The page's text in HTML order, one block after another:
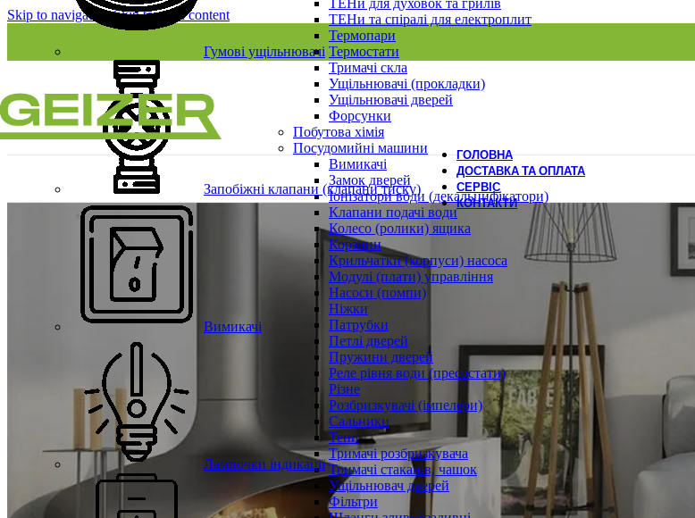
Skip to navigationSkip to main content
ТЕНи та спіралі для електроплит
Термопари
Термостати
Тримачі скла
Ущільнювачі (прокладки)
Ущільнювачі дверей
Форсунки
Побутова хімія
Посудомийні машини
Вимикачі
Замок дверей
Іонізатори води (декальцифікатори)
Клапани подачі води
Колесо (ролики) ящика
Корзини
Крильчатки (корпуси) насоса
Модулі (плати) управління
Насоси (помпи)
Ніжки
Патрубки
Петлі дверей
Пружини дверей
Реле рівня води (пресостати)
Різне
Розбризкувачі (імпелери)
Сальники
Тени
Тримачі розбризкувача
Тримачі стаканів, чашок
Ущільнювач дверей
Фільтри
Гумові ущільнювачі
Запобіжні клапани (клапани тиску)
Вимикачі
Лампочки індикації
ГОЛОВНА
ДОСТАВКА ТА ОПЛАТА
СЕРВІС
КОНТАКТИ